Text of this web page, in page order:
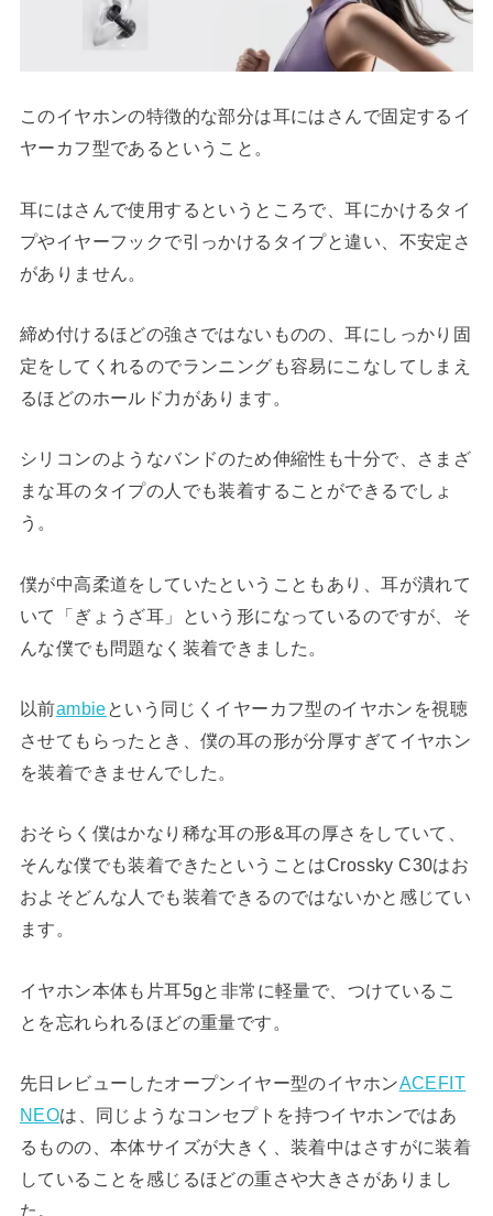
このイヤホンの特徴的な部分は耳にはさんで固定するイ
ヤーカフ型であるということ。
耳にはさんで使用するというところで、耳にかけるタイ
プやイヤーフックで引っかけるタイプと違い、不安定さ
がありません。
締め付けるほどの強さではないものの、耳にしっかり固
定をしてくれるのでランニングも容易にこなしてしまえ
るほどのホールド力があります。
シリコンのようなバンドのため伸縮性も十分で、さまざ
まな耳のタイプの人でも装着することができるでしょ
う。
僕が中高柔道をしていたということもあり、耳が潰れて
いて「ぎょうざ耳」という形になっているのですが、そ
んな僕でも問題なく装着できました。
以前ambieという同じくイヤーカフ型のイヤホンを視聴
させてもらったとき、僕の耳の形が分厚すぎてイヤホン
を装着できませんでした。
おそらく僕はかなり稀な耳の形&耳の厚さをしていて、
そんな僕でも装着できたということはCrossky C30はお
およそどんな人でも装着できるのではないかと感じてい
ます。
イヤホン本体も片耳5gと非常に軽量で、つけているこ
とを忘れられるほどの重量です。
先日レビューしたオープンイヤー型のイヤホンACEFIT
NEOは、同じようなコンセプトを持つイヤホンではあ
るものの、本体サイズが大きく、装着中はさすがに装着
していることを感じるほどの重さや大きさがありまし
た。